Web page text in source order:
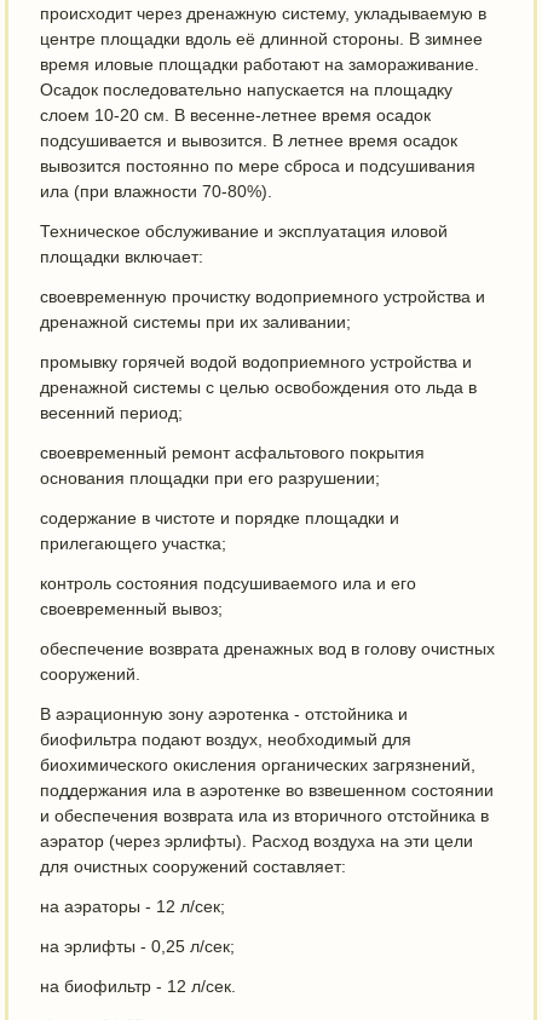
происходит через дренажную систему, укладываемую в
центре площадки вдоль её длинной стороны. В зимнее
время иловые площадки работают на замораживание.
Осадок последовательно напускается на площадку
слоем 10-20 см. В весенне-летнее время осадок
подсушивается и вывозится. В летнее время осадок
вывозится постоянно по мере сброса и подсушивания
ила (при влажности 70-80%).
Техническое обслуживание и эксплуатация иловой
площадки включает:
своевременную прочистку водоприемного устройства и
дренажной системы при их заливании;
промывку горячей водой водоприемного устройства и
дренажной системы с целью освобождения ото льда в
весенний период;
своевременный ремонт асфальтового покрытия
основания площадки при его разрушении;
содержание в чистоте и порядке площадки и
прилегающего участка;
контроль состояния подсушиваемого ила и его
своевременный вывоз;
обеспечение возврата дренажных вод в голову очистных
сооружений.
В аэрационную зону аэротенка - отстойника и
биофильтра подают воздух, необходимый для
биохимического окисления органических загрязнений,
поддержания ила в аэротенке во взвешенном состоянии
и обеспечения возврата ила из вторичного отстойника в
аэратор (через эрлифты). Расход воздуха на эти цели
для очистных сооружений составляет:
на аэраторы - 12 л/сек;
на эрлифты - 0,25 л/сек;
на биофильтр - 12 л/сек.